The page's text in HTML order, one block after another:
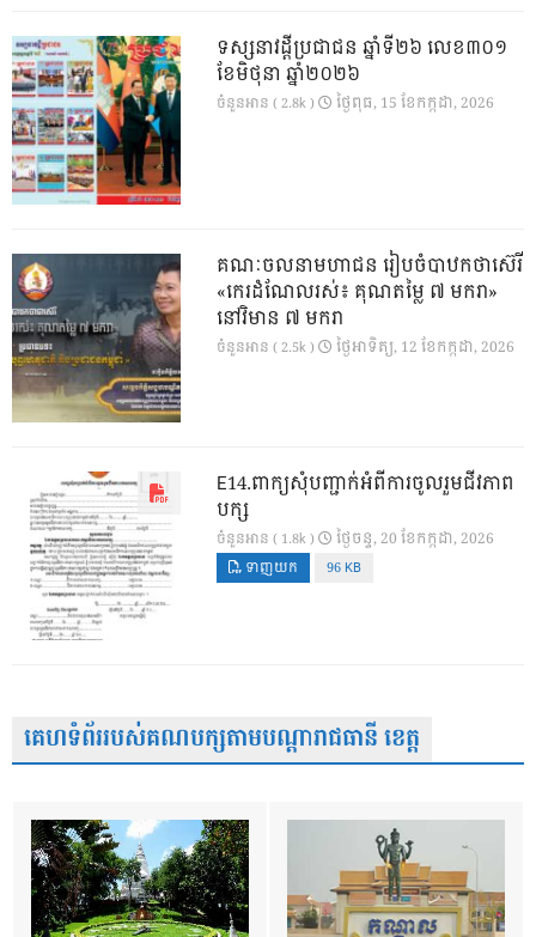
ទស្សនាវដ្ដីប្រជាជន ឆ្នាំទី២៦ លេខ៣០១
ខែមិថុនា ឆ្នាំ២០២៦
ចំនួនអាន ( 2.8k ) ថ្ងៃ​ពុធ, 15 ខែ​កក្កដា, 2026
គណៈចលនាមហាជន រៀបចំបាឋកថាស៊េរី
«កេរដំណែលរស់៖ គុណតម្លៃ ៧ មករា»
នៅវិមាន ៧ មករា
ចំនួនអាន ( 2.5k ) ថ្ងៃ​អាទិត្យ, 12 ខែ​កក្កដា, 2026
E14.ពាក្យសុំបញ្ជាក់អំពីការចូលរួមជីវភាព
បក្ស
ចំនួនអាន ( 1.8k ) ថ្ងៃ​ចន្ទ, 20 ខែ​កក្កដា, 2026
ទាញយក 96 KB
គេហទំព័ររបស់គណបក្សតាមបណ្តារាជធានី ខេត្ត